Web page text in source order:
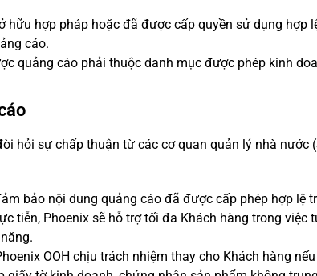
hữu hợp pháp hoặc đã được cấp quyền sử dụng hợp
cáo.
quảng cáo phải thuộc danh mục được phép kinh
hỏi sự chấp thuận từ các cơ quan quản lý nhà nước
bảo nội dung quảng cáo đã được cấp phép hợp lệ
tiễn, Phoenix sẽ hỗ trợ tối đa Khách hàng trong
OOH chịu trách nhiệm thay cho Khách hàng